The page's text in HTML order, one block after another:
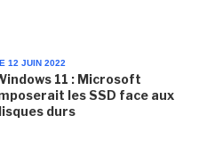
12 JUIN 2022
11 : Microsoft
les SSD face aux
durs